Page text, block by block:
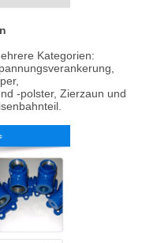
Kategorien:
-polster, Zierzaun und